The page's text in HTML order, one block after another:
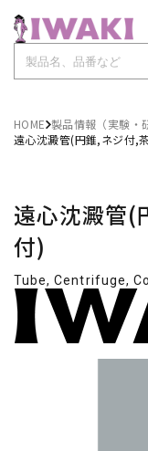
HOME 製品情報（実験・
遠心沈澱管(円錐,ネジ付,
遠心沈澱管(
付)
Tube, Centrifuge,